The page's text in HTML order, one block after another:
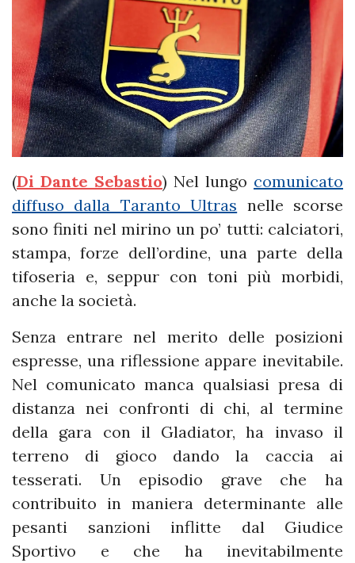
(Di Dante Sebastio) Nel lungo comunicato
diffuso dalla Taranto Ultras nelle scorse
sono finiti nel mirino un po’ tutti: calciatori,
stampa, forze dell’ordine, una parte della
tifoseria e, seppur con toni più morbidi,
anche la società.
Senza entrare nel merito delle posizioni
espresse, una riflessione appare inevitabile.
Nel comunicato manca qualsiasi presa di
distanza nei confronti di chi, al termine
della gara con il Gladiator, ha invaso il
terreno di gioco dando la caccia ai
tesserati. Un episodio grave che ha
contribuito in maniera determinante alle
pesanti sanzioni inflitte dal Giudice
Sportivo e che ha inevitabilmente